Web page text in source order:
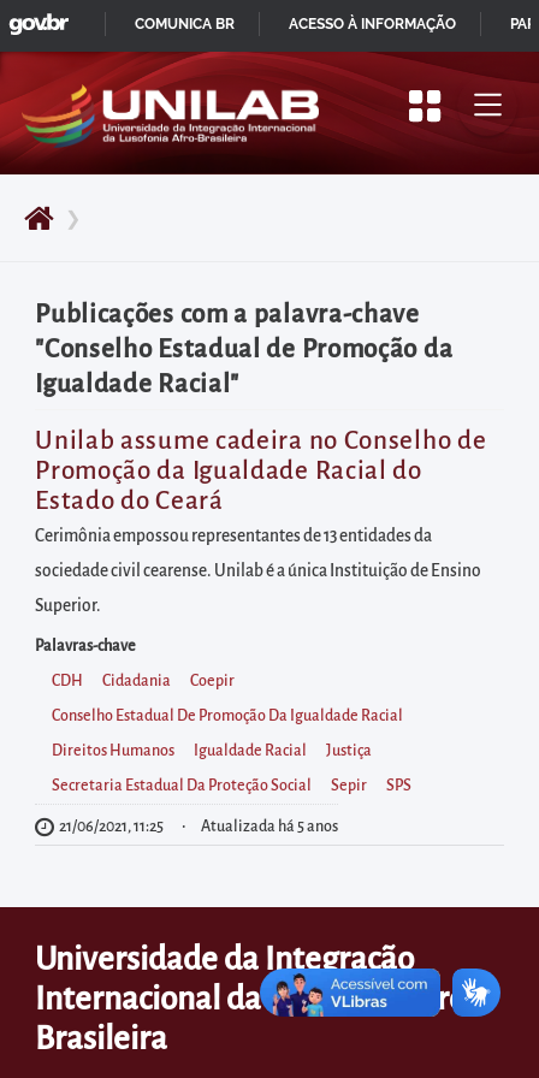
Pular
para
início
do
principal
Acessar
diretamente
o
menu
principal
Acessar
diretamente
à
área
para
realizar
buscas
internas
Acessar
diretamente
as
no
rodapé
❯
Publicações com a palavra-chave
"Conselho Estadual de Promoção da
Igualdade Racial"
Unilab assume cadeira no Conselho de
Promoção da Igualdade Racial do
Estado do Ceará
Cerimônia empossou representantes de 13 entidades da
sociedade civil cearense. Unilab é a única Instituição de Ensino
Superior.
Palavras-chave
CDH Cidadania Coepir
Conselho Estadual De Promoção Da Igualdade Racial
Direitos Humanos Igualdade Racial Justiça
Secretaria Estadual Da Proteção Social Sepir SPS
21/06/2021, 11:25 Atualizada há 5 anos
Universidade da Integração
Internacional da Lusofonia Afro-
Brasileira
IR
PARA
CONTEÚDO
GOVBR
COMUNICA BR ACESSO À INFORMAÇÃO